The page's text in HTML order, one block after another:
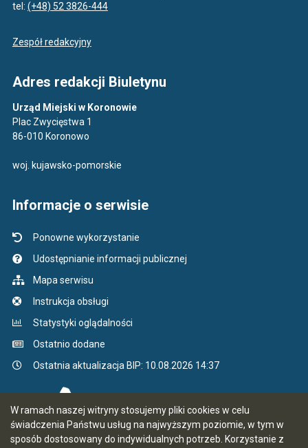
W ramach naszej witryny stosujemy pliki cookies w celu
świadczenia Państwu usług na najwyższym poziomie, w tym w
sposób dostosowany do indywidualnych potrzeb. Korzystanie z
tel: (+48) 52 3826-444
Zespół redakcyjny
Adres redakcji Biuletynu
Urząd Miejski w Koronowie
Plac Zwycięstwa 1
86-010 Koronowo
woj. kujawsko-pomorskie
Informacje o serwisie
Ponowne wykorzystanie
Udostępnianie informacji publicznej
Mapa serwisu
Instrukcja obsługi
Statystyki oglądalności
Ostatnio dodane
Ostatnia aktualizacja BIP: 10.08.2026 14:37